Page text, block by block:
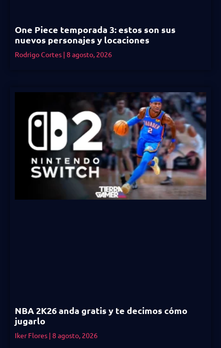
One Piece temporada 3: estos son sus
nuevos personajes y locaciones
Rodrigo Cortes 8 agosto, 2026
NBA 2K26 anda gratis y te decimos cómo
jugarlo
Iker Flores 8 agosto, 2026